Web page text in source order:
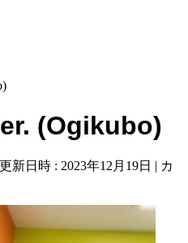
(Ogikubo)
新日時 : 2023年12月19日
カ